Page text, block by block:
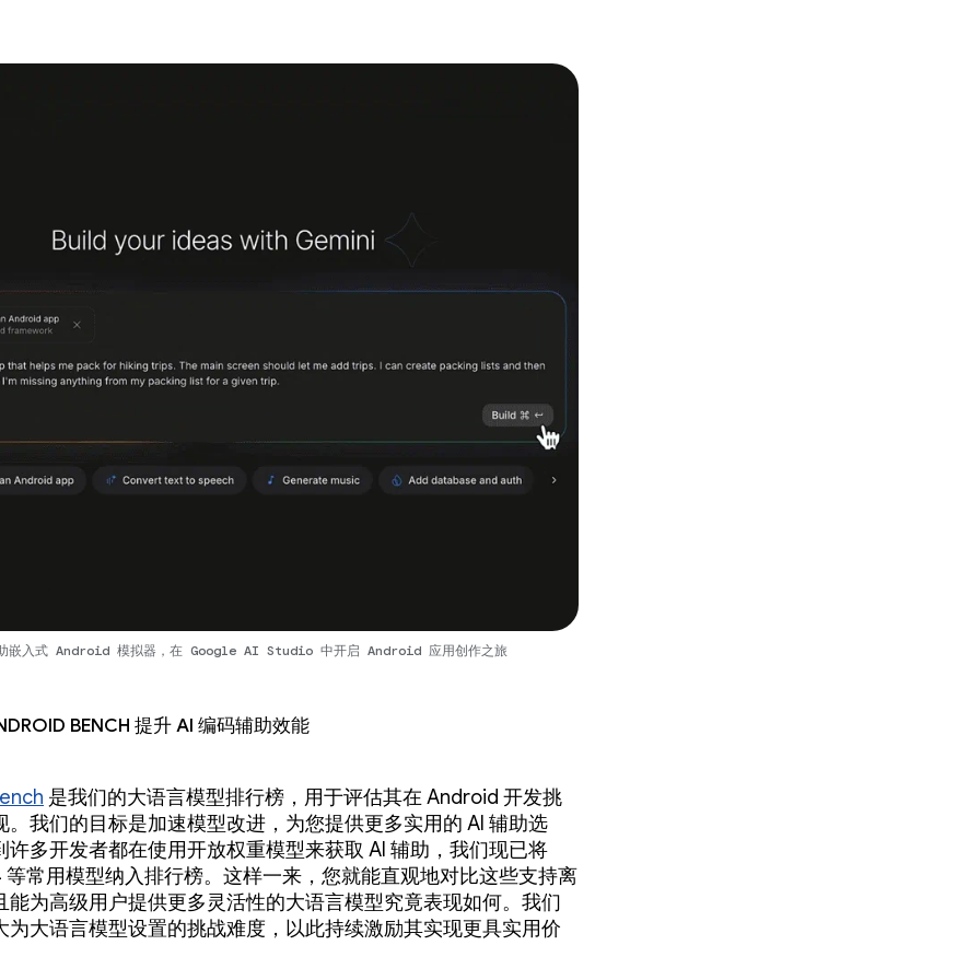
嵌入式 Android 模拟器，在 Google AI Studio 中开启 Android 应用创作之旅
Bench 提升 AI 编码辅助效能
是我们的大语言模型排行榜，用于评估其在 Android 开发挑
。我们的目标是加速模型改进，为您提供更多实用的 AI 辅助选
许多开发者都在使用开放权重模型来获取 AI 辅助，我们现已将
常用模型纳入排行榜。这样一来，您就能直观地对比这些支持离
能为高级用户提供更多灵活性的大语言模型究竟表现如何。我们
为大语言模型设置的挑战难度，以此持续激励其实现更具实用价